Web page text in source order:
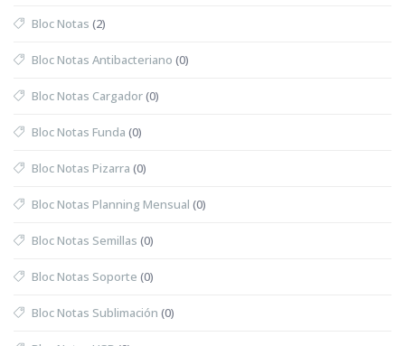
Bloc Notas (2)
Bloc Notas Antibacteriano (0)
Bloc Notas Cargador(0)
Bloc Notas Funda (0)
Bloc Notas Pizarra (0)
Bloc Notas Planning Mensual (0)
Bloc Notas Semillas (0)
Bloc Notas Soporte (0)
Bloc Notas Sublimación (0)